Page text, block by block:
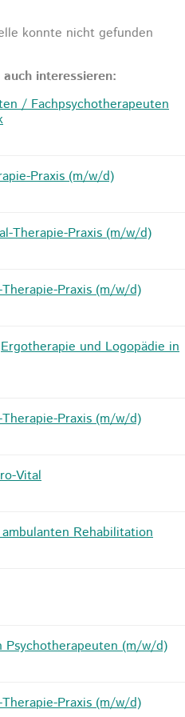
konnte nicht gefunden
interessieren:
/ Fachpsychotherapeuten
Praxis (m/w/d)
Therapie-Praxis (m/w/d)
Praxis (m/w/d)
und Logopädie in
Praxis (m/w/d)
Vital
Rehabilitation
Psychotherapeuten (m/w/d)
Praxis (m/w/d)